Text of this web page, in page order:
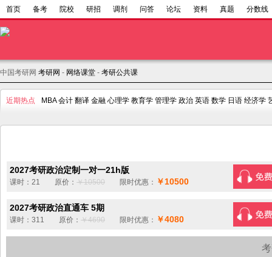
首页 备考 院校 研招 调剂 问答 论坛 资料 真题 分数线
中国考研网 考研网 - 网络课堂 - 考研公共课
近期热点 MBA 会计 翻译 金融 心理学 教育学 管理学 政治 英语 数学 日语 经济学
2027考研政治定制一对一21h版
课时：21 原价： ￥10500 限时优惠： ￥10500
2027考研政治直通车 5期
课时：311 原价： ￥4690 限时优惠： ￥4080